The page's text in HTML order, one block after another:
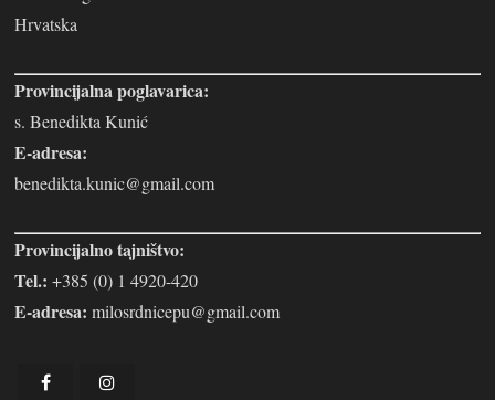
Hrvatska
Provincijalna poglavarica:
s. Benedikta Kunić
E-adresa:
benedikta.kunic@gmail.com
Provincijalno tajništvo:
Tel.:+385 (0) 1 4920-420
E-adresa:milosrdnicepu@gmail.com